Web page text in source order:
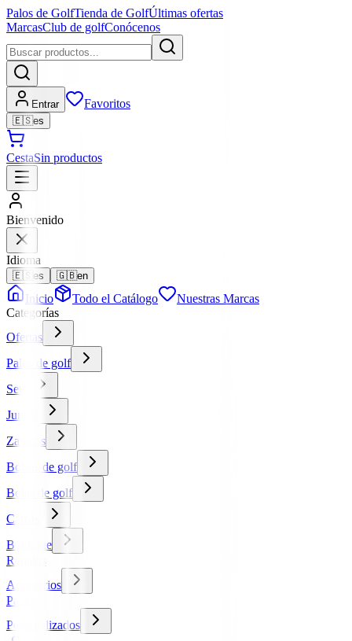
Palos de GolfTienda de GolfÚltimas ofertas
MarcasClub de golfConócenos
Entrar Favoritos
🇪🇸es
CestaSin productos
Bienvenido
Idioma
🇪🇸 es 🇬🇧en
Inicio Todo el Catálogo
Nuestras Marcas
Categorías
Ofertas
Palos de golf
Sets
Junior
Zapatos
Bolsas de golf
Bolas de golf
Carros
Boutique
Regalos
Accesorios
Packs
Personalizados